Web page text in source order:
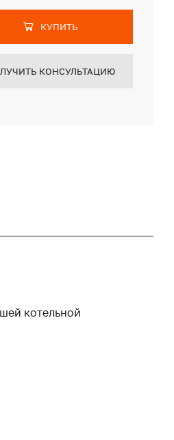
КУПИТЬ
КОНСУЛЬТАЦИЮ